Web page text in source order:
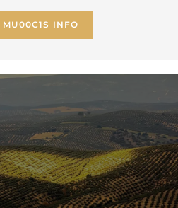
MU00C1S INFO